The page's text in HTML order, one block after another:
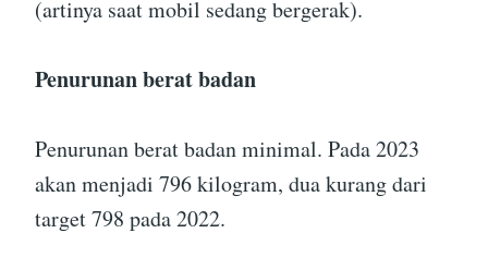
(artinya saat mobil sedang bergerak).
Penurunan berat badan
Penurunan berat badan minimal. Pada 2023
akan menjadi 796 kilogram, dua kurang dari
target 798 pada 2022.